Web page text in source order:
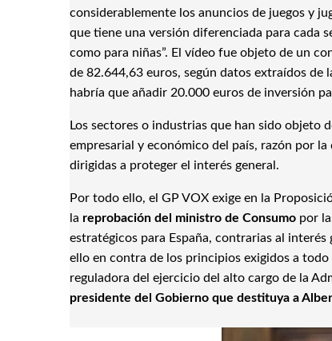
considerablemente los anuncios de juegos y
que tiene una versión diferenciada para cada
como para niñas”. El vídeo fue objeto de un
de 82.644,63 euros, según datos extraídos
habría que añadir 20.000 euros de inversión
Los sectores o industrias que han sido objeto
empresarial y económico del país, razón por
dirigidas a proteger el interés general.
Por todo ello, el GP VOX exige en la
la reprobación del ministro de Consumo por
estratégicos para España, contrarias al
ello en contra de los principios exigidos a
reguladora del ejercicio del alto cargo de la
presidente del Gobierno que destituya a